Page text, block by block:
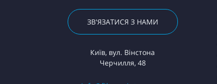
ЗВ'ЯЗАТИСЯ З НАМИ
Київ, вул. Вінстона
Черчилля, 48